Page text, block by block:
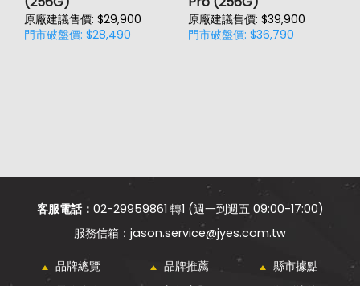
原廠建議售價: $29,900
門市破盤價: $28,490
原廠建議售價: $39,900
門市破盤價: $36,790
客服電話： 02-29959861 轉1 (週一到週五 09:00-17:00)
jason.service@jyes.com.tw
品牌總覽 品牌推薦
縣市據點